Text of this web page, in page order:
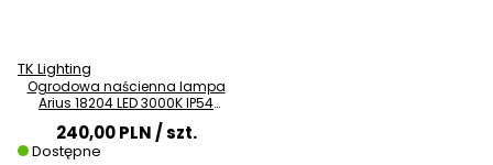
TK Lighting
Ogrodowa naścienna lampa
Arius 18204 LED 3000K IP54
240,00 PLN/ szt.
Dostępne